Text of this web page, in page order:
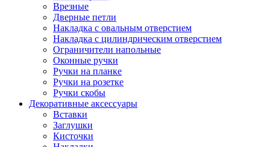
Врезные
Дверные петли
Накладка с овальным отверстием
Накладка с цилиндрическим отверстием
Ограничители напольные
Оконные ручки
Ручки на планке
Ручки на розетке
Ручки скобы
Декоративные аксессуары
Вставки
Заглушки
Кисточки